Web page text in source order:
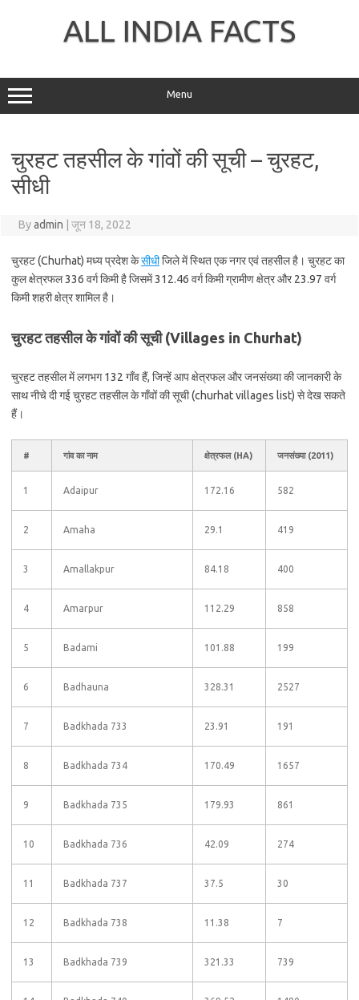
ALL INDIA FACTS
Menu
चुरहट तहसील के गांवों की सूची – चुरहट,
सीधी
Byadmin जून 18, 2022
चुरहट (Churhat) मध्य प्रदेश केसीधीजिले में स्थित एक नगर एवं तहसील है। चुरहट का
कुल क्षेत्रफल 336 वर्ग किमी है जिसमें 312.46 वर्ग किमी ग्रामीण क्षेत्र और 23.97 वर्ग
किमी शहरी क्षेत्र शामिल है।
चुरहट तहसील के गांवों की सूची (Villages in Churhat)
चुरहट तहसील में लगभग 132 गाँव हैं, जिन्हें आप क्षेत्रफल और जनसंख्या की जानकारी के
साथ नीचे दी गई चुरहट तहसील के गाँवों की सूची (churhat villages list) से देख सकते
हैं।
# गांव का नाम क्षेत्रफल (HA) जनसंख्या (2011)
1 Adaipur 172.16 582
2 Amaha 29.1 419
3 Amallakpur 84.18 400
4 Amarpur 112.29 858
5 Badami 101.88 199
6 Badhauna 328.31 2527
7 Badkhada 733 23.91 191
8 Badkhada 734 170.49 1657
9 Badkhada 735 179.93 861
10 Badkhada 736 42.09 274
11 Badkhada 737 37.5 30
12 Badkhada 738 11.38 7
13 Badkhada 739 321.33 739